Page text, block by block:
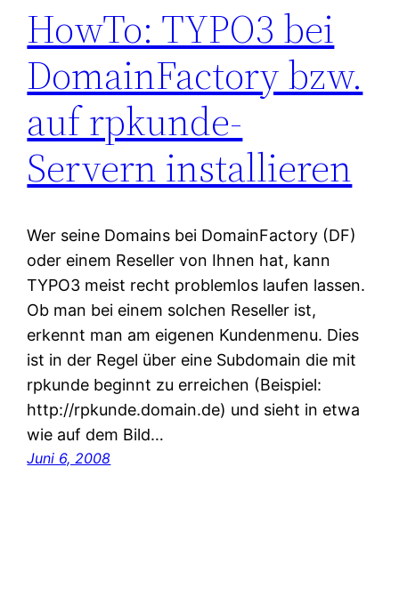
HowTo: TYPO3 bei
DomainFactory bzw.
auf rpkunde-
Servern installieren
Wer seine Domains bei DomainFactory (DF)
oder einem Reseller von Ihnen hat, kann
TYPO3 meist recht problemlos laufen lassen.
Ob man bei einem solchen Reseller ist,
erkennt man am eigenen Kundenmenu. Dies
ist in der Regel über eine Subdomain die mit
rpkunde beginnt zu erreichen (Beispiel:
http://rpkunde.domain.de) und sieht in etwa
wie auf dem Bild…
Juni 6, 2008